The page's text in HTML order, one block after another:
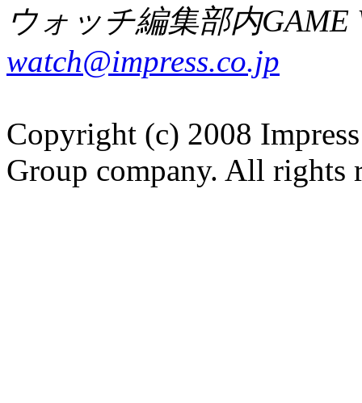
ウォッチ編集部内GAME
watch@impress.co.jp
Copyright (c) 2008
Group company. All rights